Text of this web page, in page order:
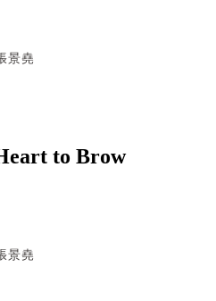
景堯
to Brow
景堯